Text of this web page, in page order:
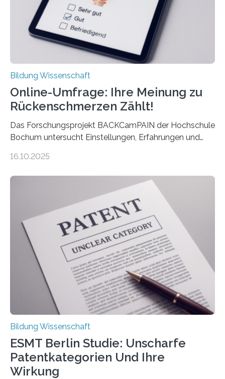
Bildung Wissenschaft
Online-Umfrage: Ihre Meinung zu
Rückenschmerzen Zählt!
Das Forschungsprojekt BACKCamPAIN der Hochschule
Bochum untersucht Einstellungen, Erfahrungen und
gehören zu den häufigsten gesundheitlichen
Rückenschmerzen denken und welche Erfahrungen sie
damit gemacht haben, kann entscheidend
beeinflussen, wie Schmerzen verlaufen und welche
Therapien wirken. Diese individuellen Überzeugungen
stehen im Mittelpunkt einer aktuellen Studie der
Hochschule Bochum. Im Rahmen des
Promotionsprojekts „BACKCamPAIN“ führt die
Doktorandin Deborah Jost (Hochschule Bochum,
Promotionskolleg NRW) derzeit eine Online-Umfrage
durch. Ziel ist es, herauszufinden,…
16.10.2025
Bildung Wissenschaft
ESMT Berlin Studie: Unscharfe
Patentkategorien Und Ihre
Wirkung